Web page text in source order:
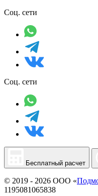
Соц. сети
Соц. сети
Бесплатный расчет
© 2019 - 2026 ООО «
1195081065838